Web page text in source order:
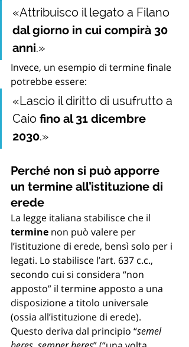
«Attribuisco il legato a Filano
dal giorno in cui compirà 30
anni.»
Invece, un esempio di termine finale
potrebbe essere:
«Lascio il diritto di usufrutto a
Caio fino al 31 dicembre
2030.»
Perché non si può apporre
un termine all’istituzione di
erede
La legge italiana stabilisce che il
termine non può valere per
l’istituzione di erede, bensì solo per i
legati. Lo stabilisce l’art. 637 c.c.,
secondo cui si considera “non
apposto” il termine apposto a una
disposizione a titolo universale
(ossia all’istituzione di erede).
Questo deriva dal principio “semel